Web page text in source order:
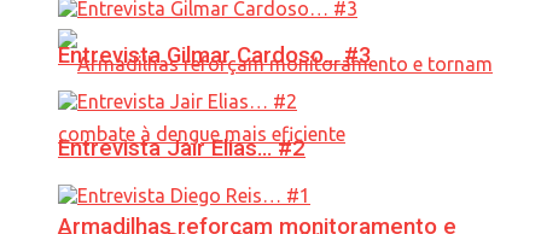
Armadilhas reforçam monitoramento e
Entrevista Gilmar Cardoso… #3
Entrevista Jair Elias… #2